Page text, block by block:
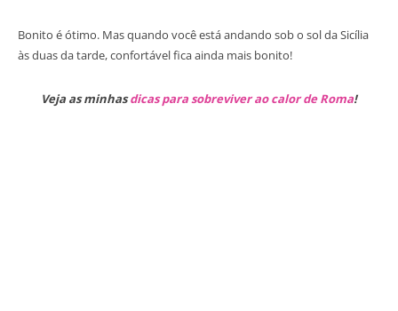
Bonito é ótimo. Mas quando você está andando sob o sol da Sicília
às duas da tarde, confortável fica ainda mais bonito!
Veja as minhasdicas para sobreviver ao calor de Roma!